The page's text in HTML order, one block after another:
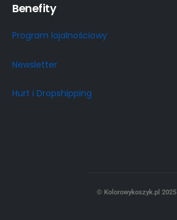
Benefity
Program lojalnościowy
Newsletter
Hurt i Dropshipping
© Kolorowykoszyk.pl 2025